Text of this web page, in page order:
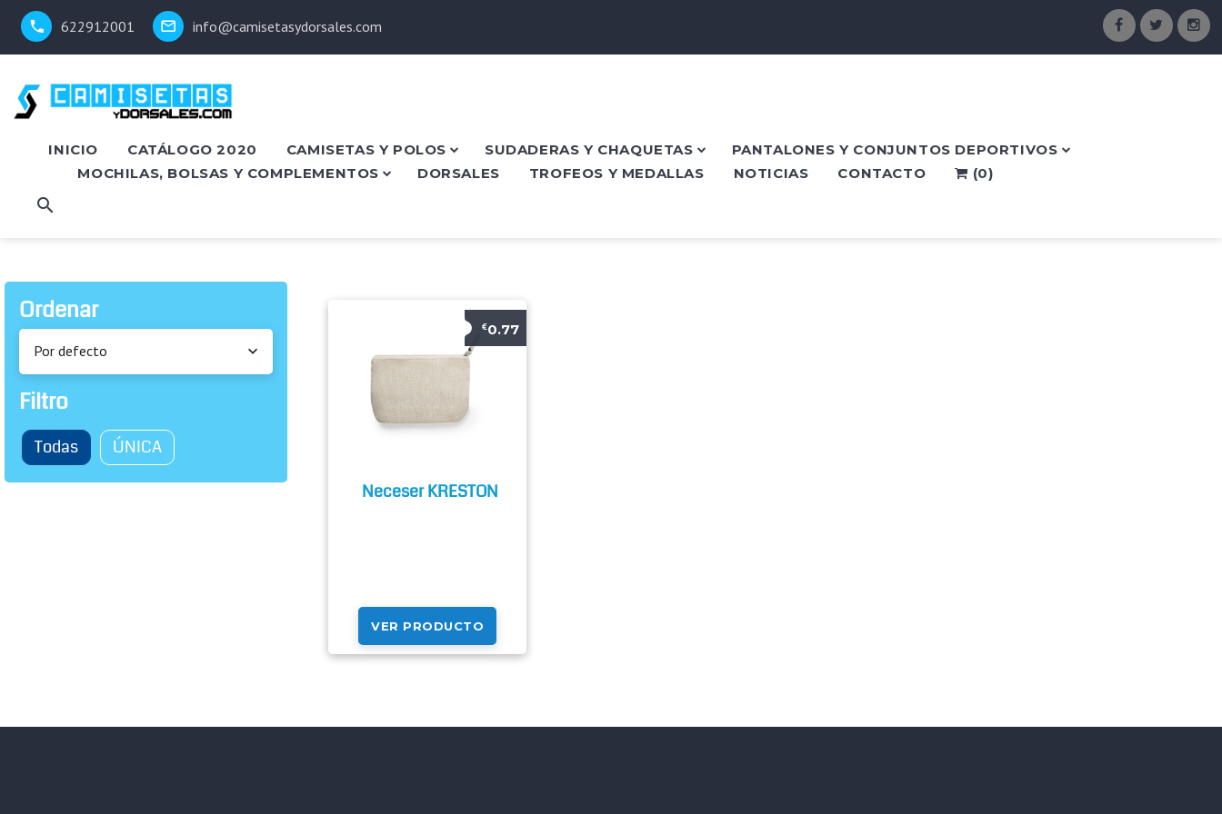
622912001 info@camisetasydorsales.com
INICIO CATÁLOGO 2020 CAMISETAS Y POLOS SUDADERAS Y CHAQUETAS
PANTALONES Y CONJUNTOS DEPORTIVOS
MOCHILAS, BOLSAS Y COMPLEMENTOS
DORSALES TROFEOS Y MEDALLAS NOTICIAS CONTACTO (0)
Ordenar
Por defecto
Filtro
Todas ÚNICA
€0.77
Neceser KRESTON
VER PRODUCTO